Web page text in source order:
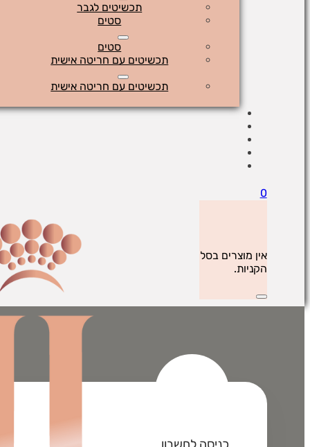
תכשיטים לגבר
סטים
סטים
תכשיטים עם חריטה אישית
תכשיטים עם חריטה אישית
0
אין מוצרים בסל
הקניות.
כניסה לחשבון